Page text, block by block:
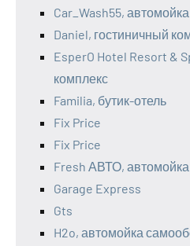
Car_Wash55, автомойка
Daniel, гостиничный
EsperO Hotel Resort &
комплекс
Familia, бутик-отель
Fix Price
Fix Price
Fresh АВТО, автомойка
Garage Express
Gts
H2o, автомойка